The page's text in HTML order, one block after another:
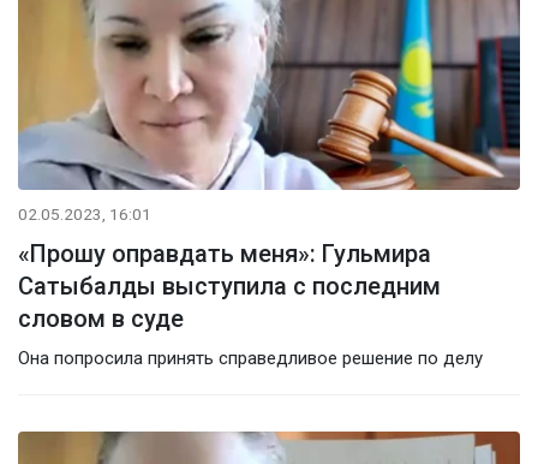
02.05.2023, 16:01
«Прошу оправдать меня»: Гульмира
Сатыбалды выступила с последним
словом в суде
Она попросила принять справедливое решение по делу